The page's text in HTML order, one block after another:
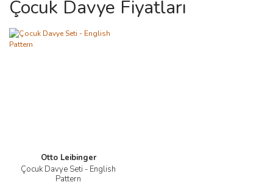
Çocuk Davye Fiyatları
Otto Leibinger
Çocuk Davye Seti - English
Pattern